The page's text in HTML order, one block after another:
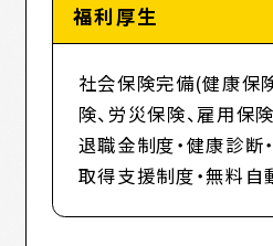
福利厚生
社会保険完備(健康保
険、労災保険、雇用保
退職金制度・健康診断
取得支援制度・無料